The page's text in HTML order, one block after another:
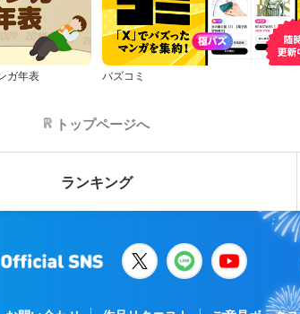
ガ年表 バズコミ
トップページへ
ランキング